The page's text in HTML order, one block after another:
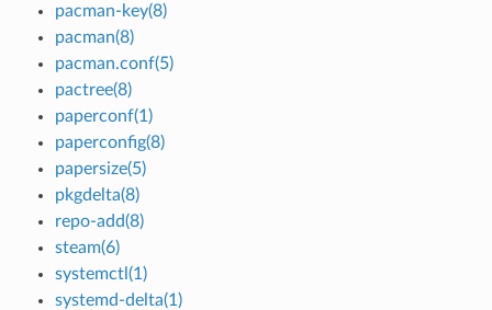
pacman-key(8)
pacman(8)
pacman.conf(5)
pactree(8)
paperconf(1)
paperconfig(8)
papersize(5)
pkgdelta(8)
repo-add(8)
steam(6)
systemctl(1)
systemd-delta(1)